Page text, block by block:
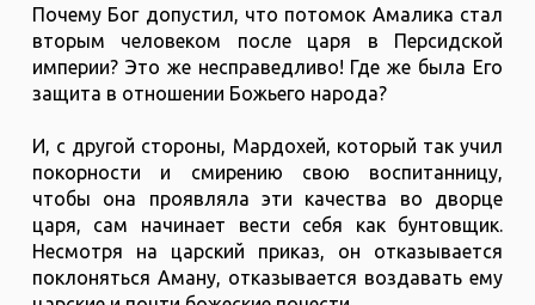
Почему Бог допустил, что потомок Амалика стал
вторым человеком после царя в Персидской
империи? Это же несправедливо! Где же была Его
защита в отношении Божьего народа?
И, с другой стороны, Мардохей, который так учил
покорности и смирению свою воспитанницу,
чтобы она проявляла эти качества во дворце
царя, сам начинает вести себя как бунтовщик.
Несмотря на царский приказ, он отказывается
поклоняться Аману, отказывается воздавать ему